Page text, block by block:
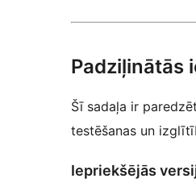
Padziļinātās
Šī sadaļa ir
testēšanas un
Iepriekšējās